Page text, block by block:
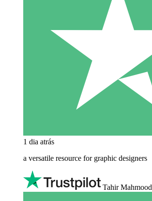
1 dia atrás
a versatile resource for graphic designers
Tahir Mahmood